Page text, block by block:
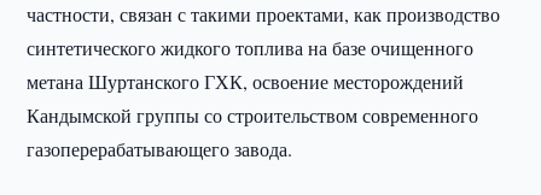
частности, связан с такими проектами, как производство
синтетического жидкого топлива на базе очищенного
метана Шуртанского ГХК, освоение месторождений
Кандымской группы со строительством современного
газоперерабатывающего завода.